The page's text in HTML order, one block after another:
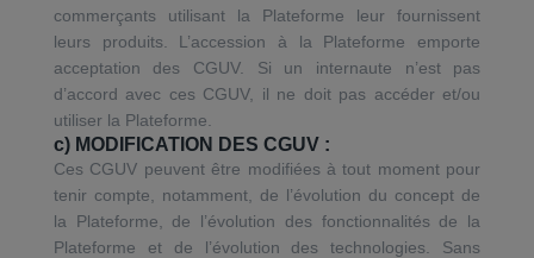
commerçants utilisant la Plateforme leur fournissent
leurs produits. L’accession à la Plateforme emporte
acceptation des CGUV. Si un internaute n’est pas
d’accord avec ces CGUV, il ne doit pas accéder et/ou
utiliser la Plateforme.
c) MODIFICATION DES CGUV :
Ces CGUV peuvent être modifiées à tout moment pour
tenir compte, notamment, de l’évolution du concept de
la Plateforme, de l’évolution des fonctionnalités de la
Plateforme et de l’évolution des technologies. Sans